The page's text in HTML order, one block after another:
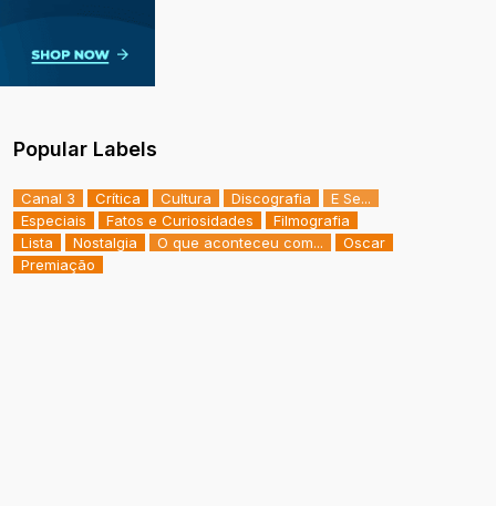
Popular Labels
Canal 3 Crítica Cultura Discografia
E Se...
Especiais
Fatos e Curiosidades
Filmografia
Lista
Nostalgia O que aconteceu com...
Oscar
Premiação